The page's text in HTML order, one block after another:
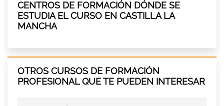
CENTROS DE FORMACIÓN DÓNDE SE
ESTUDIA EL CURSO EN CASTILLA LA
MANCHA
OTROS CURSOS DE FORMACIÓN
PROFESIONAL QUE TE PUEDEN INTERESAR